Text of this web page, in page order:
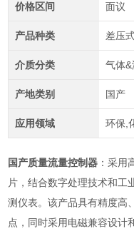
价格区间 面议
产品种类 差压
介质分类 气体&
产地类别 国产
应用领域 环保,
国产质量流量控制器 ：采用
片，结合数字处理技术和工
测仪表。该产品具有精度高
点，同时采用电磁兼容设计